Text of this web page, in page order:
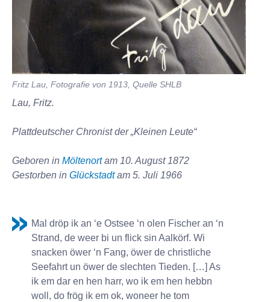
Fritz Lau, Fotografie von 1913, Quelle SHLB
Lau, Fritz.
Plattdeutscher Chronist der „Kleinen Leute“
Geboren in Möltenortam 10. August 1872
Gestorben in Glückstadtam 5. Juli 1966
Mal dröp ik an ‘e Ostsee ‘n olen Fischer an ‘n
Strand, de weer bi un flick sin Aalkörf. Wi
snacken öwer ‘n Fang, öwer de christliche
Seefahrt un öwer de slechten Tieden. […] As
ik em dar en hen harr, wo ik em hen hebbn
woll, do frög ik em ok, woneer he tom